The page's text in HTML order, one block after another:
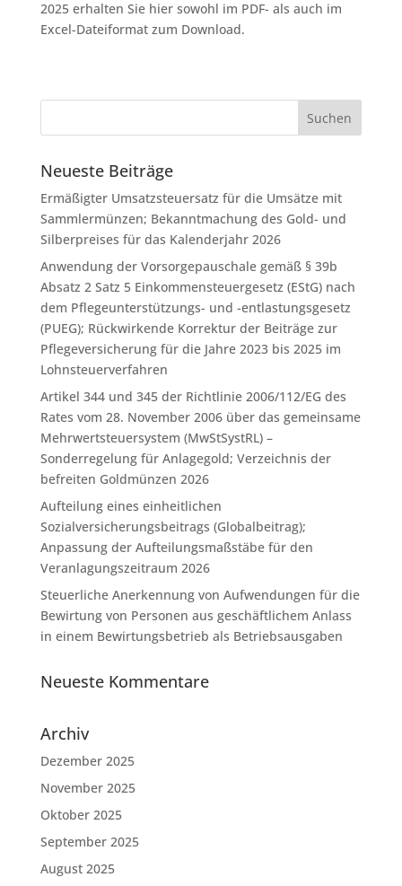
2025 erhalten Sie hier sowohl im PDF- als auch im
Excel-Dateiformat zum Download.
Neueste Beiträge
Ermäßigter Umsatzsteuersatz für die Umsätze mit
Sammlermünzen; Bekanntmachung des Gold- und
Silberpreises für das Kalenderjahr 2026
Anwendung der Vorsorgepauschale gemäß § 39b
Absatz 2 Satz 5 Einkommensteuergesetz (EStG) nach
dem Pflegeunterstützungs- und -entlastungsgesetz
(PUEG); Rückwirkende Korrektur der Beiträge zur
Pflegeversicherung für die Jahre 2023 bis 2025 im
Lohnsteuerverfahren
Artikel 344 und 345 der Richtlinie 2006/112/EG des
Rates vom 28. November 2006 über das gemeinsame
Mehrwertsteuersystem (MwStSystRL) –
Sonderregelung für Anlagegold; Verzeichnis der
befreiten Goldmünzen 2026
Aufteilung eines einheitlichen
Sozialversicherungsbeitrags (Globalbeitrag);
Anpassung der Aufteilungsmaßstäbe für den
Veranlagungszeitraum 2026
Steuerliche Anerkennung von Aufwendungen für die
Bewirtung von Personen aus geschäftlichem Anlass
in einem Bewirtungsbetrieb als Betriebsausgaben
Neueste Kommentare
Archiv
Dezember 2025
November 2025
Oktober 2025
September 2025
August 2025